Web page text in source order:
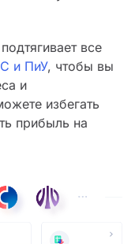
все
и ПиУ, чтобы вы
и
избегать
прибыль на